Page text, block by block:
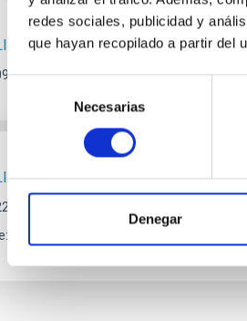
redes sociales, publicidad y
que hayan recopilado a partir del
consentimiento
Necesarias
Denegar
DEFINITIVA ADMITIDOS Y
2022
PROVISIONAL ADMITIDOS Y
2022